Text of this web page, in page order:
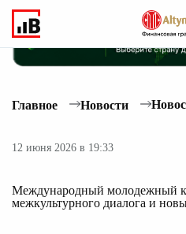
Главное Новости
12 июня 2026 в 19:33
Международный молодежный
межкультурного диалога и